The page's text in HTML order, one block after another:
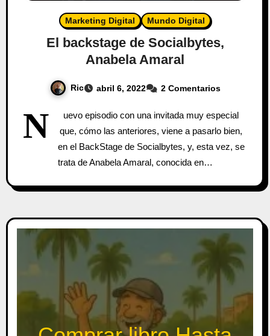
Marketing Digital Mundo Digital
El backstage de Socialbytes,
Anabela Amaral
Ric abril 6, 2022 2 Comentarios
N
uevo episodio con una invitada muy especial
que, cómo las anteriores, viene a pasarlo bien,
en el BackStage de Socialbytes, y, esta vez, se
trata de Anabela Amaral, conocida en…